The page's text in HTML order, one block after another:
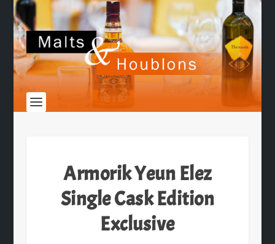
Armorik Yeun Elez
Single Cask Edition
Exclusive